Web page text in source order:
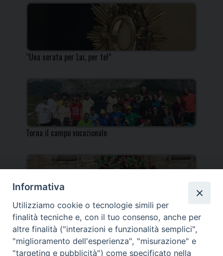
“Una serata per Lui, per te!”
Torna il campo vocazionale
Torna il Campo Missionario Diocesano
Informativa
Utilizziamo cookie o tecnologie simili per
finalità tecniche e, con il tuo consenso, anche per
altre finalità ("interazioni e funzionalità semplici",
"miglioramento dell'esperienza", "misurazione" e
"targeting e pubblicità") come specificato nella